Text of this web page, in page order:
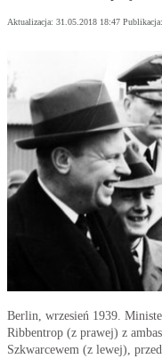
Aktualizacja: 31.05.2018 18:47 Publikacja:
Berlin, wrzesień 1939.
Ribbentrop (z prawej) z
Szkwarcewem (z lewej),